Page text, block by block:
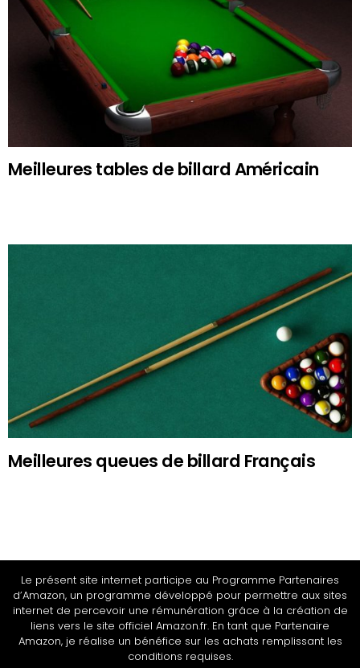
Meilleures tables de billard Américain
Meilleures queues de billard Français
Le présent site internet participe au Programme Partenaires
d’Amazon, un programme développé pour permettre aux sites
internet de percevoir une rémunération grâce à la création de
liens vers le site officiel Amazon.fr. En tant que Partenaire
Amazon, je réalise un bénéfice sur les achats remplissant les
conditions requises.